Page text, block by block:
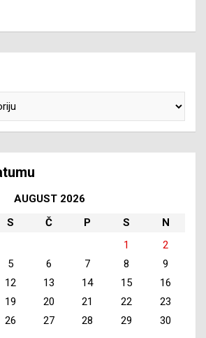
AUGUST 2026
S Č P S
N
1
2
5 6 7 8
9
12 13 14 15
16
19 20 21 22
23
26 27 28 29
30